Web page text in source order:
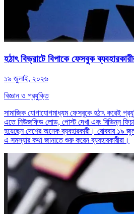
হঠাৎ বিভ্রাটে বিপাকে ফেসবুক
১৯ জুলাই, ২০২৬
বিজ্ঞান ও প্রযুক্তি
সামাজিক যোগাযোগমাধ্যম ফেসবুকে হঠাৎ করেই
এতে নিউজফিড লোড, পোস্ট দেখা এবং বিভিন্ন
হয়েছেন দেশের অনেক ব্যবহারকারী। রোববার ১৯
এ সমস্যার কথা জানাতে শুরু করেন ব্যবহারকারীরা।